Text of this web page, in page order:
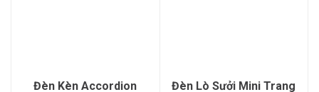
Đèn Kèn Accordion Đèn Lò Sưởi Mini Trang